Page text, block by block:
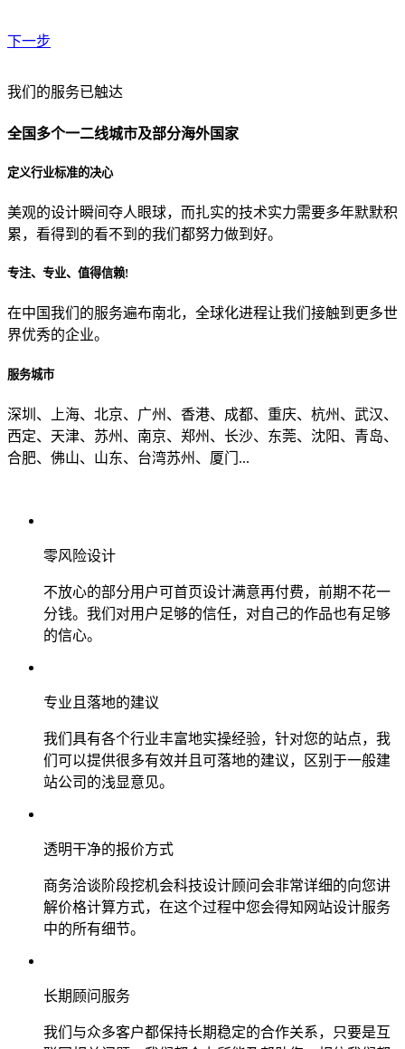
下一步
贵公司预算范围是？
贵公司的团队规模是？
目前主要的营销渠道是？
我们的服务已触达
全国多个一二线城市及部分海外国家
定义行业标准的决心
美观的设计瞬间夺人眼球，而扎实的技术实力需要多年默默积
累，看得到的看不到的我们都努力做到好。
专注、专业、值得信赖!
在中国我们的服务遍布南北，全球化进程让我们接触到更多世
界优秀的企业。
服务城市
深圳、上海、北京、广州、香港、成都、重庆、杭州、武汉、
西定、天津、苏州、南京、郑州、长沙、东莞、沈阳、青岛、
合肥、佛山、山东、台湾苏州、厦门...
零风险设计
不放心的部分用户可首页设计满意再付费，前期不花一
分钱。我们对用户足够的信任，对自己的作品也有足够
的信心。
专业且落地的建议
我们具有各个行业丰富地实操经验，针对您的站点，我
们可以提供很多有效并且可落地的建议，区别于一般建
站公司的浅显意见。
透明干净的报价方式
商务洽谈阶段挖机会科技设计顾问会非常详细的向您讲
解价格计算方式，在这个过程中您会得知网站设计服务
中的所有细节。
长期顾问服务
我们与众多客户都保持长期稳定的合作关系，只要是互